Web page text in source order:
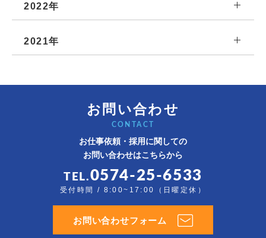
2022年
2021年
お問い合わせ
CONTACT
お仕事依頼・採用に関しての
お問い合わせはこちらから
TEL.0574-25-6533
受付時間 / 8:00~17:00（日曜定休）
お問い合わせフォーム